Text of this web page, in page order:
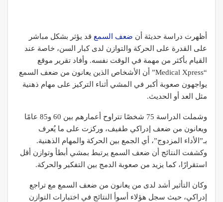
أظهرت دراسة حديثة أن ضعف السمع قد يؤثر بشكل مباشر
على القدرة على الحركة والتوازن لدى كبار السن، خاصة عند
القيام بأكثر من مهمة في الوقت نفسه. وأفاد تقرير موقع
“Medical Xpress” أن الأشخاص الذين يعانون من ضعف السمع
يواجهون صعوبة أكبر في المشي أثناء التركيز على مهام ذهنية
مثل العد أو الحديث.
وشملت الدراسة 75 شخصًا تتراوح أعمارهم بين 60 و85 عامًا
ويعانون من ضعف إدراكي طفيف، وركزت على ما يُعرف
بـ”الأداء المزدوج”، أي الجمع بين الحركة والمهام الذهنية.
وكشفت النتائج أن ضعف السمع يرتبط بمشي أبطأ وتوازن أقل
استقرارًا، كما يزيد من صعوبة الدمج بين التفكير والحركة.
وكان التأثير أشد لدى من يعانون من ضعف السمع مع تراجع
إدراكي، حيث سجل هؤلاء أسوأ النتائج في اختبارات التوازن